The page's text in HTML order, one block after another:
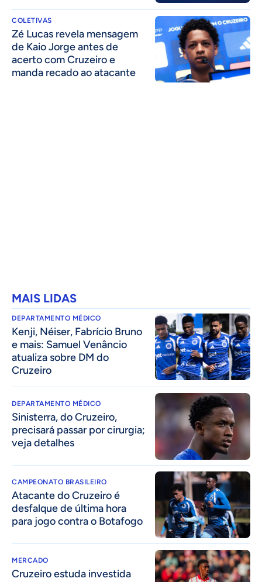
COLETIVAS
Zé Lucas revela mensagem
de Kaio Jorge antes de
acerto com Cruzeiro e
manda recado ao atacante
MAIS LIDAS
DEPARTAMENTO MÉDICO
Kenji, Néiser, Fabrício Bruno
e mais: Samuel Venâncio
atualiza sobre DM do
Cruzeiro
DEPARTAMENTO MÉDICO
Sinisterra, do Cruzeiro,
precisará passar por cirurgia;
veja detalhes
CAMPEONATO BRASILEIRO
Atacante do Cruzeiro é
desfalque de última hora
para jogo contra o Botafogo
MERCADO
Cruzeiro estuda investida